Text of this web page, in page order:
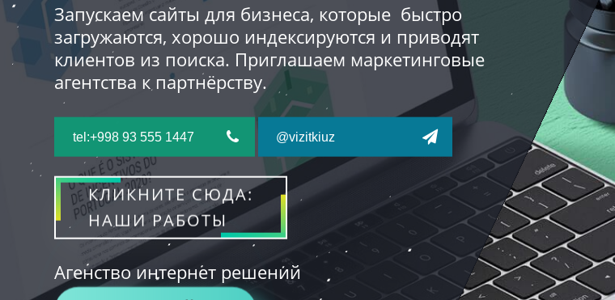
Запускаем сайты для бизнеса, которые быстро
загружаются, хорошо индексируются и приводят
клиентов из поиска. Приглашаем маркетинговые
агентства к партнёрству.
tel:+998 93 555 1447 @vizitkiuz
КЛИКНИТЕ СЮДА:
НАШИ РАБОТЫ
Агенство интернет решений